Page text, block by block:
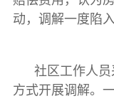
动，调解一度陷入
社区工作人员
方式开展调解。